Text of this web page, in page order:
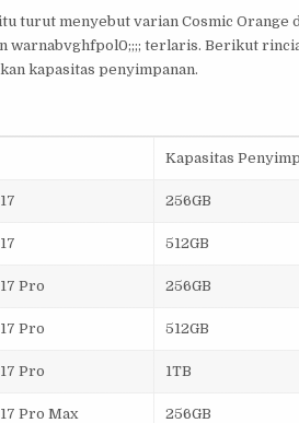
turut menyebut varian Cosmic Orange
warnabvghfpol0;;;; terlaris. Berikut
kapasitas penyimpanan.
Kapasitas
256GB
512GB
Pro 256GB
Pro 512GB
Pro 1TB
Pro Max 256GB